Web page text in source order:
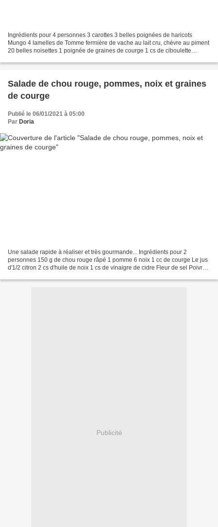
Ingrédients pour 4 personnes 3 carottes 3 belles poignées de haricots
Mungo 4 lamelles de Tomme fermière de vache au lait cru, chèvre au piment
20 belles noisettes 1 poignée de graines de courge 1 cs de ciboulette
Salade de chou rouge, pommes, noix et graines
de courge
Publié le 06/01/2021 à 05:00
Par Doria
Une salade rapide à réaliser et très gourmande... Ingrédients pour 2
personnes 150 g de chou rouge râpé 1 pomme 6 noix 1 cc de courge Le jus
d'1/2 citron 2 cs d'huile de noix 1 cs de vinaigre de cidre Fleur de sel Poivre
Publicité